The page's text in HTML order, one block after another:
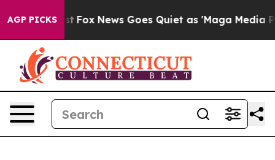
AGP PICKS
Exist Fox News Goes Quiet as 'Maga Media